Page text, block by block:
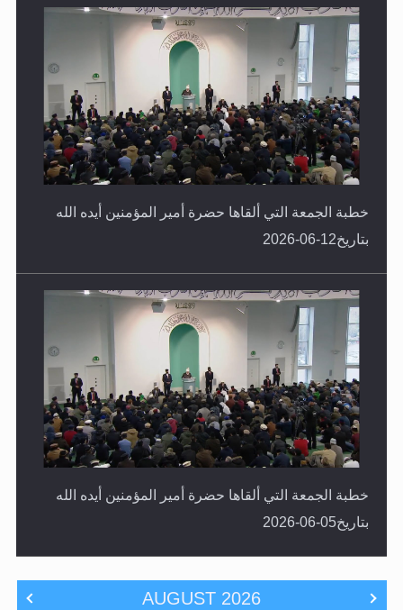
خطبة الجمعة التي ألقاها حضرة أمير المؤمنين أيده الله
بتاريخ12-06-2026
خطبة الجمعة التي ألقاها حضرة أمير المؤمنين أيده الله
بتاريخ05-06-2026
AUGUST 2026